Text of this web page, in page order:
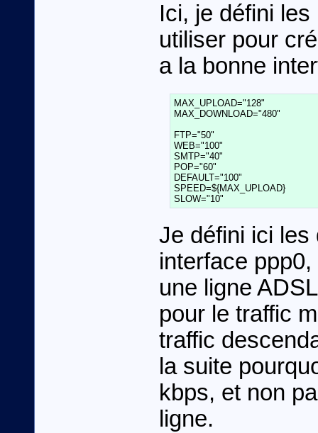
Ici, je défini
utiliser pour
a la bonne
MAX_UPLOAD="128"
MAX_DOWNLOAD="480"
FTP="50"
WEB="100"
SMTP="40"
POP="60"
DEFAULT="100"
SPEED=${MAX_UPLOAD}
Je défini ici les
interface
une ligne
pour le traffic
traffic
la suite
kbps, et non
ligne.